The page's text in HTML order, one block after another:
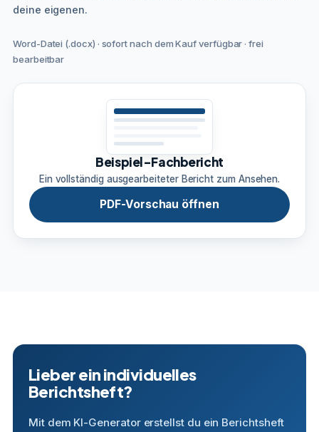
deine eigenen.
Word-Datei (.docx) · sofort nach dem Kauf verfügbar · frei
bearbeitbar
Beispiel-Fachbericht
Ein vollständig ausgearbeiteter Bericht zum Ansehen.
PDF-Vorschau öffnen
Lieber ein individuelles
Berichtsheft?
Mit dem KI-Generator erstellst du ein Berichtsheft